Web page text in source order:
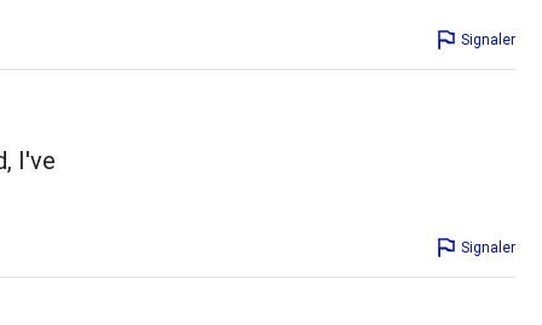
Signaler
I've
Signaler